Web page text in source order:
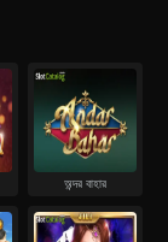
অন্দর বাহার